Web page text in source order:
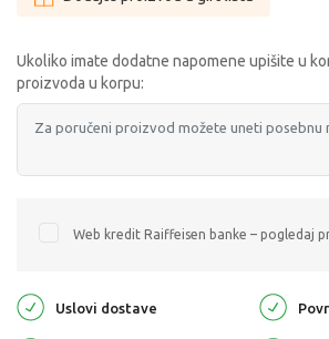
Ukoliko imate dodatne napomene upišite u
proizvoda u korpu:
Web kredit Raiffeisen banke – pogledaj
Uslovi dostave